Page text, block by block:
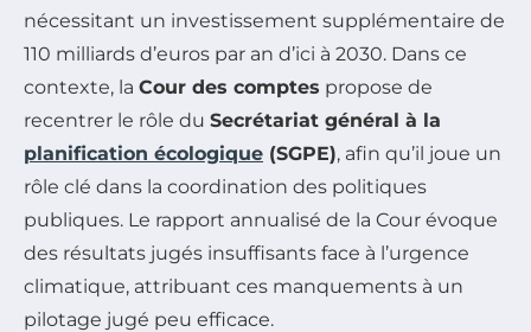
nécessitant un investissement supplémentaire de
110 milliards d’euros par an d’ici à 2030. Dans ce
contexte, la Cour des comptes propose de
recentrer le rôle du Secrétariat général à la
planification écologique (SGPE), afin qu’il joue un
rôle clé dans la coordination des politiques
publiques. Le rapport annualisé de la Cour évoque
des résultats jugés insuffisants face à l’urgence
climatique, attribuant ces manquements à un
pilotage jugé peu efficace.